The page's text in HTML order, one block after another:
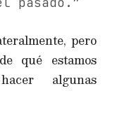
pero
qué estamos
algunas